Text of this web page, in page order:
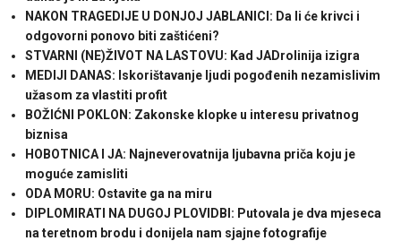
NAKON TRAGEDIJE U DONJOJ JABLANICI: Da li će krivci i
odgovorni ponovo biti zaštićeni?
STVARNI (NE)ŽIVOT NA LASTOVU: Kad JADrolinija izigra
MEDIJI DANAS: Iskorištavanje ljudi pogođenih nezamislivim
užasom za vlastiti profit
BOŽIĆNI POKLON: Zakonske klopke u interesu privatnog
biznisa
HOBOTNICA I JA: Najneverovatnija ljubavna priča koju je
moguće zamisliti
ODA MORU: Ostavite ga na miru
DIPLOMIRATI NA DUGOJ PLOVIDBI: Putovala je dva mjeseca
na teretnom brodu i donijela nam sjajne fotografije